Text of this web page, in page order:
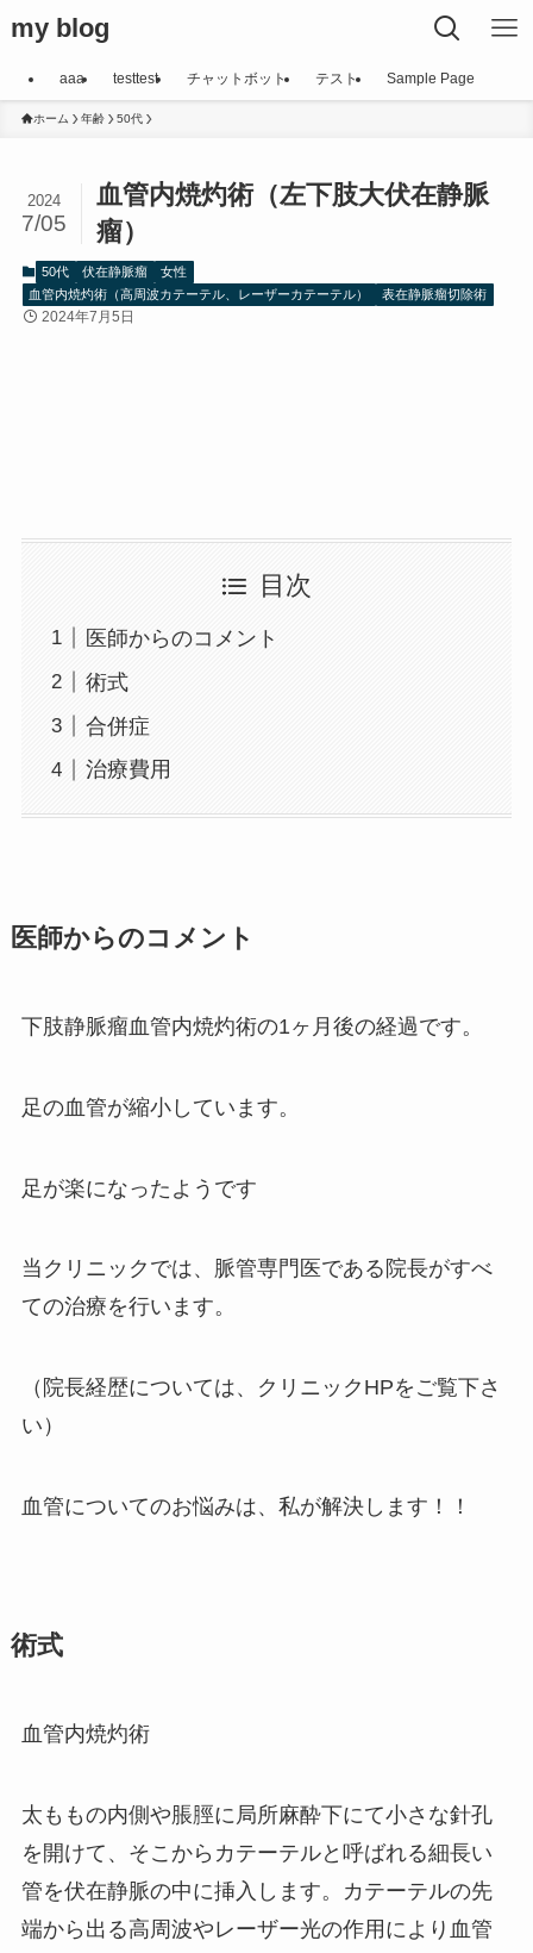
my blog
aaa testtest チャットボット テスト Sample Page
ホーム 年齢 50代
血管内焼灼術（左下肢大伏在静脈
瘤）
2024
7/05
50代 伏在静脈瘤
女性
血管内焼灼術（高周波カテーテル、レーザーカテーテル）
表在静脈瘤切除術
2024年7月5日
目次
医師からのコメント
術式
合併症
治療費用
医師からのコメント
下肢静脈瘤血管内焼灼術の1ヶ月後の経過です。
足の血管が縮小しています。
足が楽になったようです
当クリニックでは、脈管専門医である院長がすべ
ての治療を行います。
（院長経歴については、クリニックHPをご覧下さ
い）
血管についてのお悩みは、私が解決します！！
術式
血管内焼灼術
太ももの内側や脹脛に局所麻酔下にて小さな針孔
を開けて、そこからカテーテルと呼ばれる細長い
管を伏在静脈の中に挿入します。カテーテルの先
端から出る高周波やレーザー光の作用により血管